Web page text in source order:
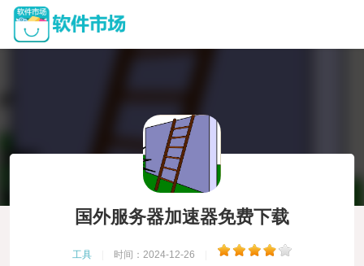
国外服务器加速器免费下载
工具 时间：2024-12-26